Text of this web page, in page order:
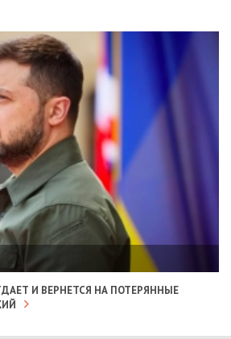
И ВЕРНЕТСЯ НА ПОТЕРЯННЫЕ